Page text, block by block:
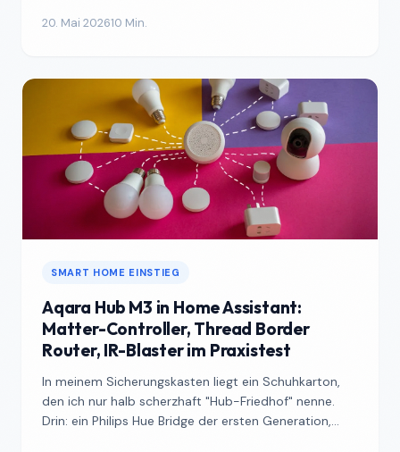
20. Mai 202610 Min.
SMART HOME EINSTIEG
Aqara Hub M3 in Home Assistant:
Matter-Controller, Thread Border
Router, IR-Blaster im Praxistest
In meinem Sicherungskasten liegt ein Schuhkarton,
den ich nur halb scherzhaft "Hub-Friedhof" nenne.
Drin: ein Philips Hue Bridge der ersten Generation,